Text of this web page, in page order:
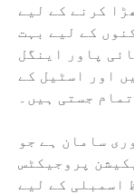
کرنے کے لیے
کے لیے بہت
پاور اینگل
اور اسٹیل کے
جستی ہیں۔
سامان ہے جو
پروجیکٹس
اسمبلی کے لیے